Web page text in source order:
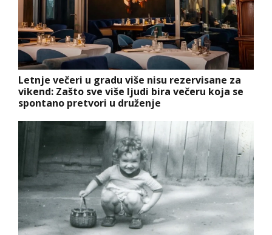
Letnje večeri u gradu više nisu rezervisane za
vikend: Zašto sve više ljudi bira večeru koja se
spontano pretvori u druženje